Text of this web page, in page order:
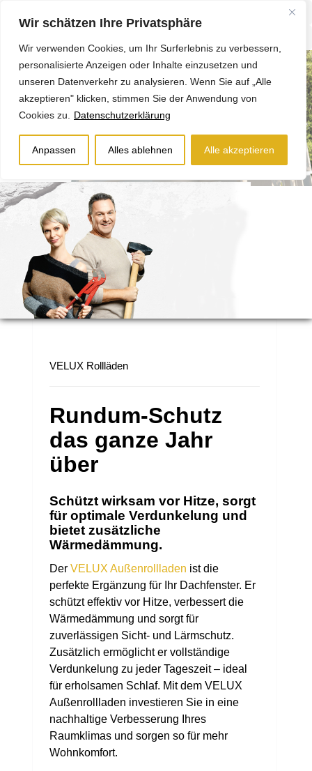
Wir schätzen Ihre Privatsphäre
Wir verwenden Cookies, um Ihr Surferlebnis zu verbessern,
personalisierte Anzeigen oder Inhalte einzusetzen und
unseren Datenverkehr zu analysieren. Wenn Sie auf „Alle
akzeptieren" klicken, stimmen Sie der Anwendung von
Cookies zu.
Datenschutzerklärung
Anpassen Alles ablehnen Alle akzeptieren
VELUX Rollläden
Rundum-Schutz
das ganze Jahr
über
Schützt wirksam vor Hitze, sorgt
für optimale Verdunkelung und
bietet zusätzliche
Wärmedämmung.
Der VELUX Außenrollladen ist die
perfekte Ergänzung für Ihr Dachfenster. Er
schützt effektiv vor Hitze, verbessert die
Wärmedämmung und sorgt für
zuverlässigen Sicht- und Lärmschutz.
Zusätzlich ermöglicht er vollständige
Verdunkelung zu jeder Tageszeit – ideal
für erholsamen Schlaf. Mit dem VELUX
Außenrollladen investieren Sie in eine
nachhaltige Verbesserung Ihres
Raumklimas und sorgen so für mehr
Wohnkomfort.